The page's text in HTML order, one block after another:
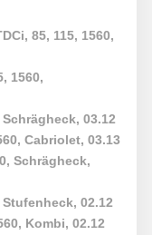
85, 115, 1560,
1560,
03.12
Cabriolet, 03.13
Schrägheck,
Stufenheck, 02.12
Kombi, 02.12